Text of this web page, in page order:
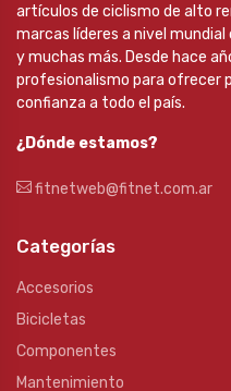
artículos de ciclismo de alto
marcas líderes a nivel mundial
y muchas más. Desde hace
profesionalismo para ofrecer
confianza a todo el país.
¿Dónde estamos?
fitnetweb@fitnet.com.ar
Categorías
Accesorios
Bicicletas
Componentes
Mantenimiento